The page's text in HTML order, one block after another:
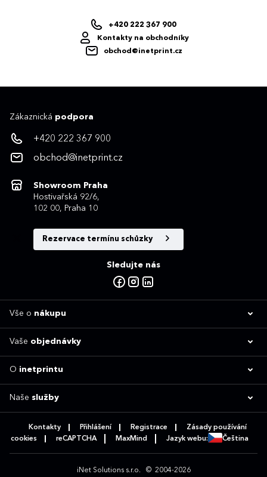
+420 222 367 900
Kontakty na obchodníky
obchod@inetprint.cz
Zákaznická podpora
+420 222 367 900
obchod@inetprint.cz
Showroom Praha
Hostivařská 92/6,
102 00, Praha 10
Rezervace termínu schůzky
Sledujte nás
Vše o nákupu
Vaše objednávky
O inetprintu
Naše služby
Kontakty Přihlášení Registrace
Zásady používání
cookies
reCAPTCHA MaxMind Jazyk webu: Čeština
iNet Solutions s.r.o. © 2004-2026